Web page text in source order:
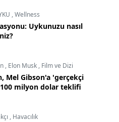
,Wellness
Uykunuzu nasıl
, Elon Musk , Film ve Dizi
Mel Gibson'a 'gerçekçi
milyon dolar teklifi
, Havacılık